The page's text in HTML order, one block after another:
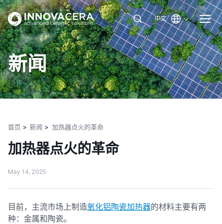
中文
新闻
首页 新闻 加热器点火的革命
加热器点火的革命
May 14, 2025
目前，主流市场上制造氧化铝陶瓷加热器的材料主要有两
种：金属和陶瓷。